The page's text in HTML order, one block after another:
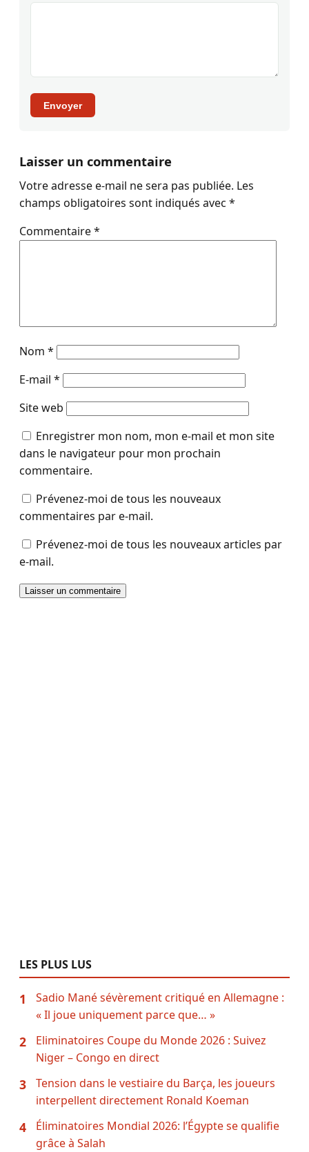
Envoyer
Laisser un commentaire
Votre adresse e-mail ne sera pas publiée. Les
champs obligatoires sont indiqués avec *
Commentaire*
Nom *
E-mail *
Site web
Enregistrer mon nom, mon e-mail et mon site
dans le navigateur pour mon prochain
commentaire.
Prévenez-moi de tous les nouveaux
commentaires par e-mail.
Prévenez-moi de tous les nouveaux articles par
e-mail.
LES PLUS LUS
1
Sadio Mané sévèrement critiqué en Allemagne :
« Il joue uniquement parce que… »
2
Eliminatoires Coupe du Monde 2026 : Suivez
Niger – Congo en direct
3
Tension dans le vestiaire du Barça, les joueurs
interpellent directement Ronald Koeman
4
Éliminatoires Mondial 2026: l’Égypte se qualifie
grâce à Salah